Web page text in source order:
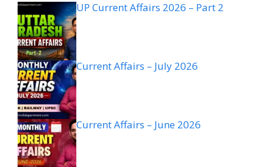
UP Current Affairs 2026 – Part 2
Current Affairs – July 2026
Current Affairs – June 2026